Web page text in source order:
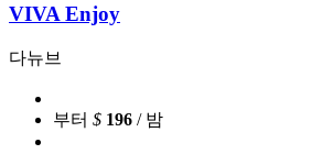
VIVA Enjoy
다뉴브
부터 $ 196 / 밤